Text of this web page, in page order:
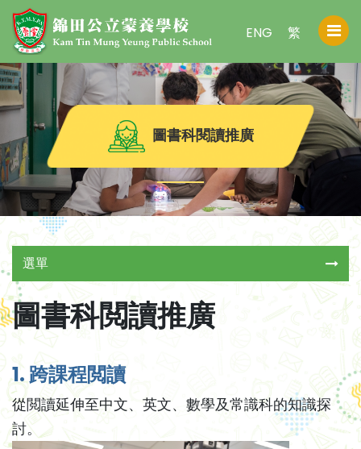
繁
ENG
圖書科閱讀推廣
選單
圖書科閲讀推廣
1. 跨課程閲讀
從閲讀延伸至中文、英文、數學及常識科的知識探
討。